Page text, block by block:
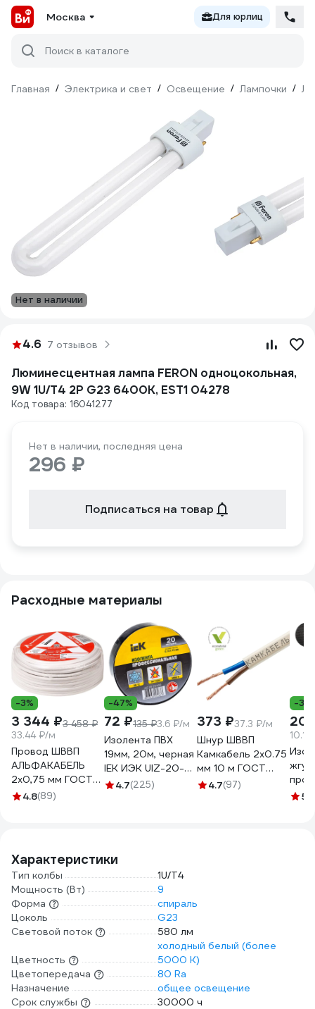
Москва Для юрлиц
Поиск в каталоге
Главная / Электрика и свет / Освещение / Лампочки /
Нет в наличии
4.6 7 отзывов
Люминесцентная лампа FERON одноцокольная,
9W 1U/T4 2P G23 6400K, EST1 04278
Код товара: 16041277
Нет в наличии, последняя цена
296 ₽
Подписаться на товар
Расходные материалы
-3%
3 344 ₽3 458 ₽
33.44 ₽/м
Провод ШВВП
АЛЬФАКАБЕЛЬ
2х0,75 мм ГОСТ
100 м 05142
4.8(89)
-47%
72 ₽135 ₽3.6 ₽/м
Изолента ПВХ
19мм, 20м, черная
IEK ИЭК UIZ-20-
10-K02
4.7(225)
373 ₽37.3 ₽/м
Шнур ШВВП
Камкабель 2x0.75
мм 10 м ГОСТ
4.7(97)
-
195
Характеристики
Тип колбы
1U/Т4
Мощность (Вт)
9
Форма
спираль
Цоколь
G23
Световой поток
580 лм
Цветность
холодный белый (более
5000 К)
Цветопередача
80 Ra
Назначение
общее освещение
Срок службы
30000 ч